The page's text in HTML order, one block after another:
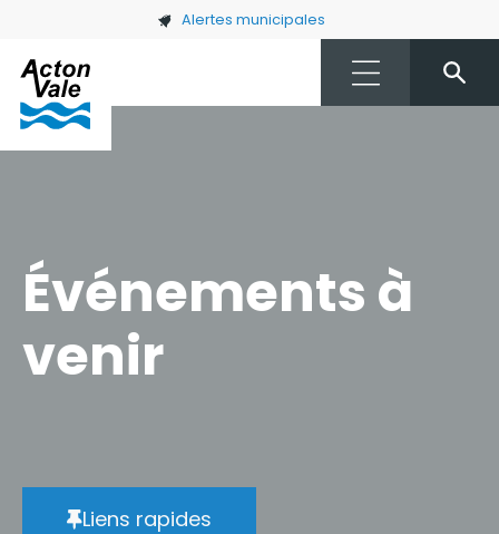
Skip to main content Alertes municipales
Événements à
venir
Liens rapides